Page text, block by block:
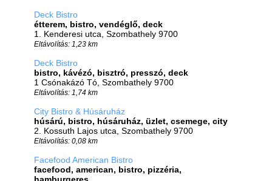
Deck Bistro
étterem, bistro, vendéglő, deck
1. Kenderesi utca, Szombathely 9700
Eltávolítás: 1,23 km
Deck Bistro
bistro, kávézó, bisztró, presszó, deck
1 Csónakázó Tó, Szombathely 9700
Eltávolítás: 1,74 km
City Bistro & Húsáruház
húsárú, bistro, húsáruház, üzlet, csemege, city
2. Kossuth Lajos utca, Szombathely 9700
Eltávolítás: 0,08 km
Facefood American Bistro
facefood, american, bistro, pizzéria,